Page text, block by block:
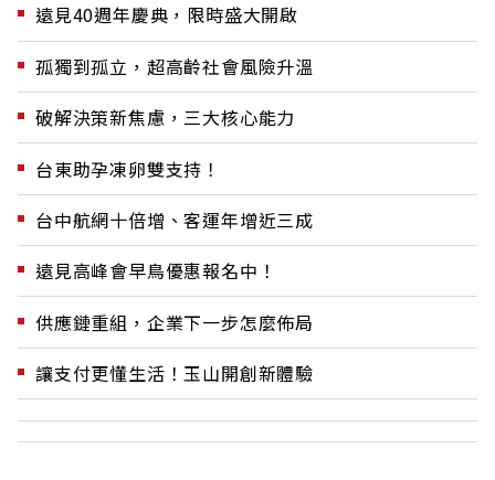
遠見40週年慶典，限時盛大開啟
孤獨到孤立，超高齡社會風險升溫
破解決策新焦慮，三大核心能力
台東助孕凍卵雙支持！
台中航網十倍增、客運年增近三成
遠見高峰會早鳥優惠報名中！
供應鏈重組，企業下一步怎麼佈局
讓支付更懂生活！玉山開創新體驗